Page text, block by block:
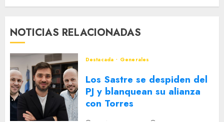
NOTICIAS RELACIONADAS
Destacada Generales
Los Sastre se despiden del
PJ y blanquean su alianza
con Torres